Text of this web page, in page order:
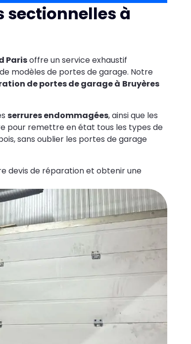
sectionnelles à
Parisoffre un service exhaustif
modèles de portes de garage. Notre
de portes de garage à Bruyères
serrures endommagées, ainsi que les
pour remettre en état tous les types de
sans oublier les portes de garage
devis de réparation et obtenir une